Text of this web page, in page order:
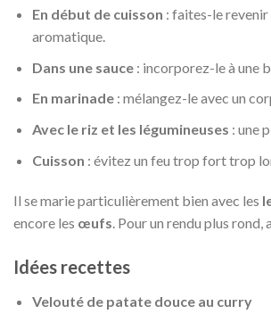
En début de cuisson : faites-le revenir
aromatique.
Dans une sauce: incorporez-le à une
En marinade: mélangez-le avec un
Avec le riz et les légumineuses : une
Cuisson : évitez un feu trop fort trop
Il se marie particulièrement bien avec les
encore les œufs. Pour un rendu plus
Idées recettes
Velouté de patate douce au curry